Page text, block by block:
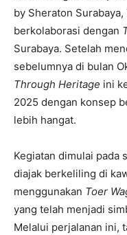
by Sheraton
berkolaborasi dengan
Surabaya. Setelah
sebelumnya di bulan
Through Heritage ini
2025 dengan konsep
lebih hangat.
Kegiatan dimulai pada
diajak berkeliling di
menggunakan Toer
yang telah menjadi
Melalui perjalanan ini,